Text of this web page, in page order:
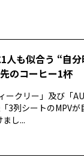
人も似合う “自
のコーヒー1杯
ークリー」及び「
3列シートのMPV
し...